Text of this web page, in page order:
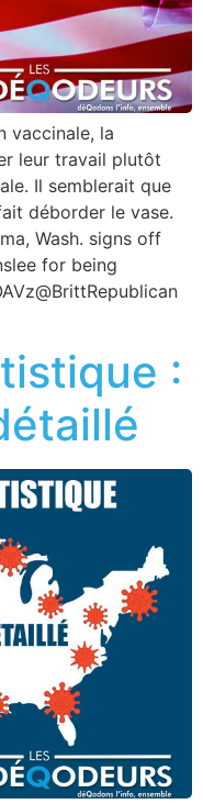
vaccinale, la
leur travail plutôt
Il semblerait que
déborder le vase.
Wash. signs off
for being
: